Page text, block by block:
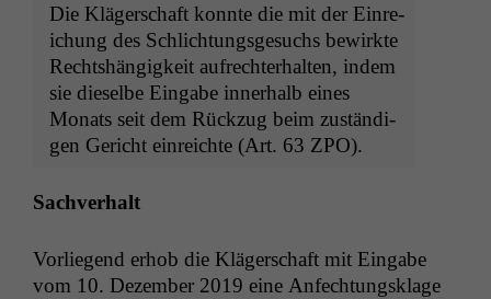
Die Kläger­schaft kon­nte die mit der Ein­re­
ichung des Schlich­tungs­ge­suchs bewirk­te
Recht­shängigkeit aufrechter­hal­ten, indem
sie dieselbe Eingabe inner­halb eines
Monats seit dem Rück­zug beim zuständi­
gen Gericht ein­re­ichte (Art. 63 ZPO).
Sachver­halt
Vor­liegend erhob die Kläger­schaft mit Eingabe
vom 10. Dezem­ber 2019 eine Anfech­tungsklage